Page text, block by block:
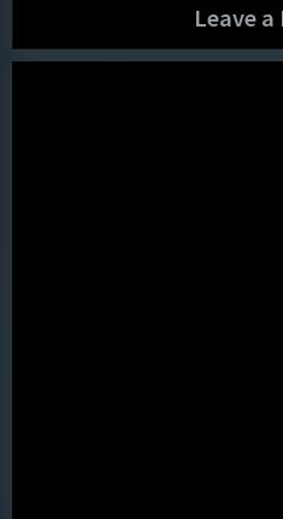
Leave a